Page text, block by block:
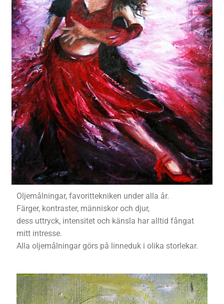
Oljemålningar, favorittekniken under alla år.
Färger, kontraster, människor och djur,
dess uttryck, intensitet och känsla har alltid fångat
mitt intresse.
Alla oljemålningar görs på linneduk i olika storlekar.